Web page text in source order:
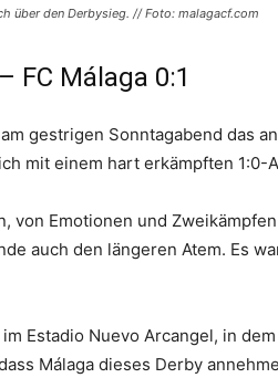
über den Derbysieg. // Foto: malagacf.com
FC Málaga 0:1
gestrigen Sonntagabend das
mit einem hart erkämpften 1:0-
von Emotionen und
auch den längeren Atem. Es
Estadio Nuevo Arcangel, in
Málaga dieses Derby